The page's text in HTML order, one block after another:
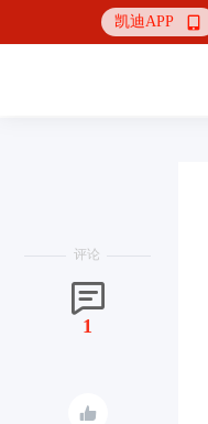
凯迪APP 
评论

1
